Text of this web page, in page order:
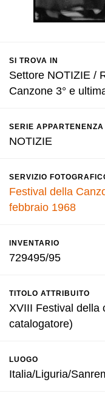
SI TROVA IN
Settore NOTIZIE /
Canzone 3° e
SERIE APPARTENENZA
NOTIZIE
SERVIZIO
Festival della
febbraio 1968
INVENTARIO
729495/95
TITOLO ATTRIBUITO
XVIII Festival della
catalogatore)
LUOGO
Italia/Liguria/